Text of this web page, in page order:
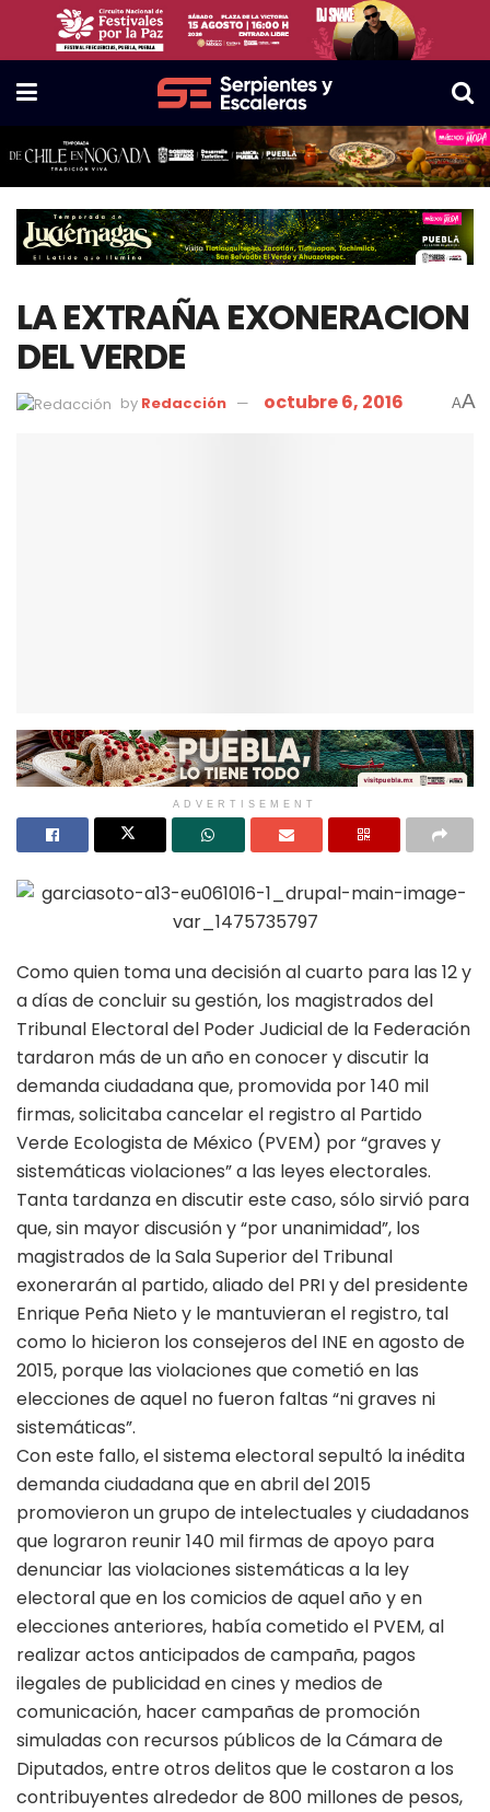
LA EXTRAÑA EXONERACION
DEL VERDE
by Redacción octubre 6, 2016 AA
ADVERTISEMENT
Como quien toma una decisión al cuarto para las 12 y
a días de concluir su gestión, los magistrados del
Tribunal Electoral del Poder Judicial de la Federación
tardaron más de un año en conocer y discutir la
demanda ciudadana que, promovida por 140 mil
firmas, solicitaba cancelar el registro al Partido
Verde Ecologista de México (PVEM) por “graves y
sistemáticas violaciones” a las leyes electorales.
Tanta tardanza en discutir este caso, sólo sirvió para
que, sin mayor discusión y “por unanimidad”, los
magistrados de la Sala Superior del Tribunal
exonerarán al partido, aliado del PRI y del presidente
Enrique Peña Nieto y le mantuvieran el registro, tal
como lo hicieron los consejeros del INE en agosto de
2015, porque las violaciones que cometió en las
elecciones de aquel no fueron faltas “ni graves ni
sistemáticas”.
Con este fallo, el sistema electoral sepultó la inédita
demanda ciudadana que en abril del 2015
promovieron un grupo de intelectuales y ciudadanos
que lograron reunir 140 mil firmas de apoyo para
denunciar las violaciones sistemáticas a la ley
electoral que en los comicios de aquel año y en
elecciones anteriores, había cometido el PVEM, al
realizar actos anticipados de campaña, pagos
ilegales de publicidad en cines y medios de
comunicación, hacer campañas de promoción
simuladas con recursos públicos de la Cámara de
Diputados, entre otros delitos que le costaron a los
contribuyentes alrededor de 800 millones de pesos,